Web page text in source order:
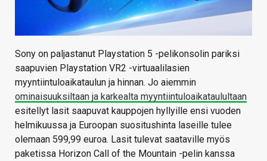
Sony on paljastanut Playstation 5 -pelikonsolin pariksi
saapuvien Playstation VR2 -virtuaalilasien
myyntiintuloaikataulun ja hinnan. Jo aiemmin
ominaisuuksiltaan ja karkealta myyntiintuloaikataulultaan
esitellyt lasit saapuvat kauppojen hyllyille ensi vuoden
helmikuussa ja Euroopan suositushinta laseille tulee
olemaan 599,99 euroa. Lasit tulevat saataville myös
paketissa Horizon Call of the Mountain -pelin kanssa